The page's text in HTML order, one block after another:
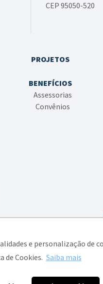
e personalização de
de Cookies. Saiba mais
CEP 95050-520
PROJETOS
BENEFÍCIOS
Assessorias
Convênios
Mecânicas e de Material